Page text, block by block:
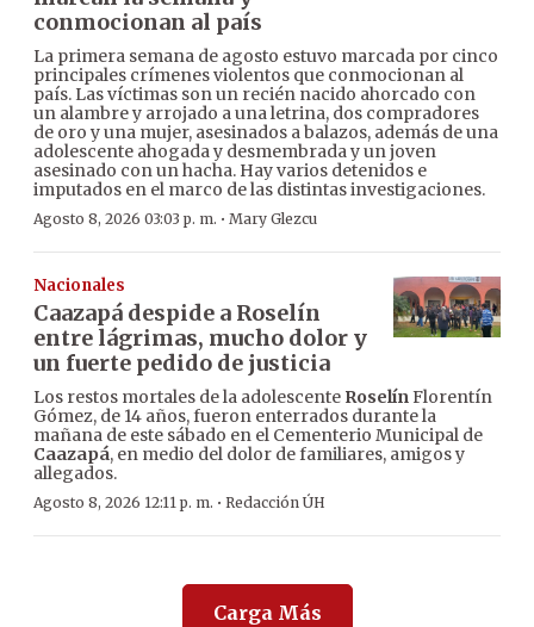
conmocionan al país
La primera semana de agosto estuvo marcada por cinco
principales crímenes violentos que conmocionan al
país. Las víctimas son un recién nacido ahorcado con
un alambre y arrojado a una letrina, dos compradores
de oro y una mujer, asesinados a balazos, además de una
adolescente ahogada y desmembrada y un joven
asesinado con un hacha. Hay varios detenidos e
imputados en el marco de las distintas investigaciones.
Agosto 8, 2026 03:03 p. m. · Mary Glezcu
Nacionales
Caazapá despide a Roselín
entre lágrimas, mucho dolor y
un fuerte pedido de justicia
Los restos mortales de la adolescente RoselínFlorentín
Gómez, de 14 años, fueron enterrados durante la
mañana de este sábado en el Cementerio Municipal de
Caazapá, en medio del dolor de familiares, amigos y
allegados.
Agosto 8, 2026 12:11 p. m. · Redacción ÚH
Carga Más